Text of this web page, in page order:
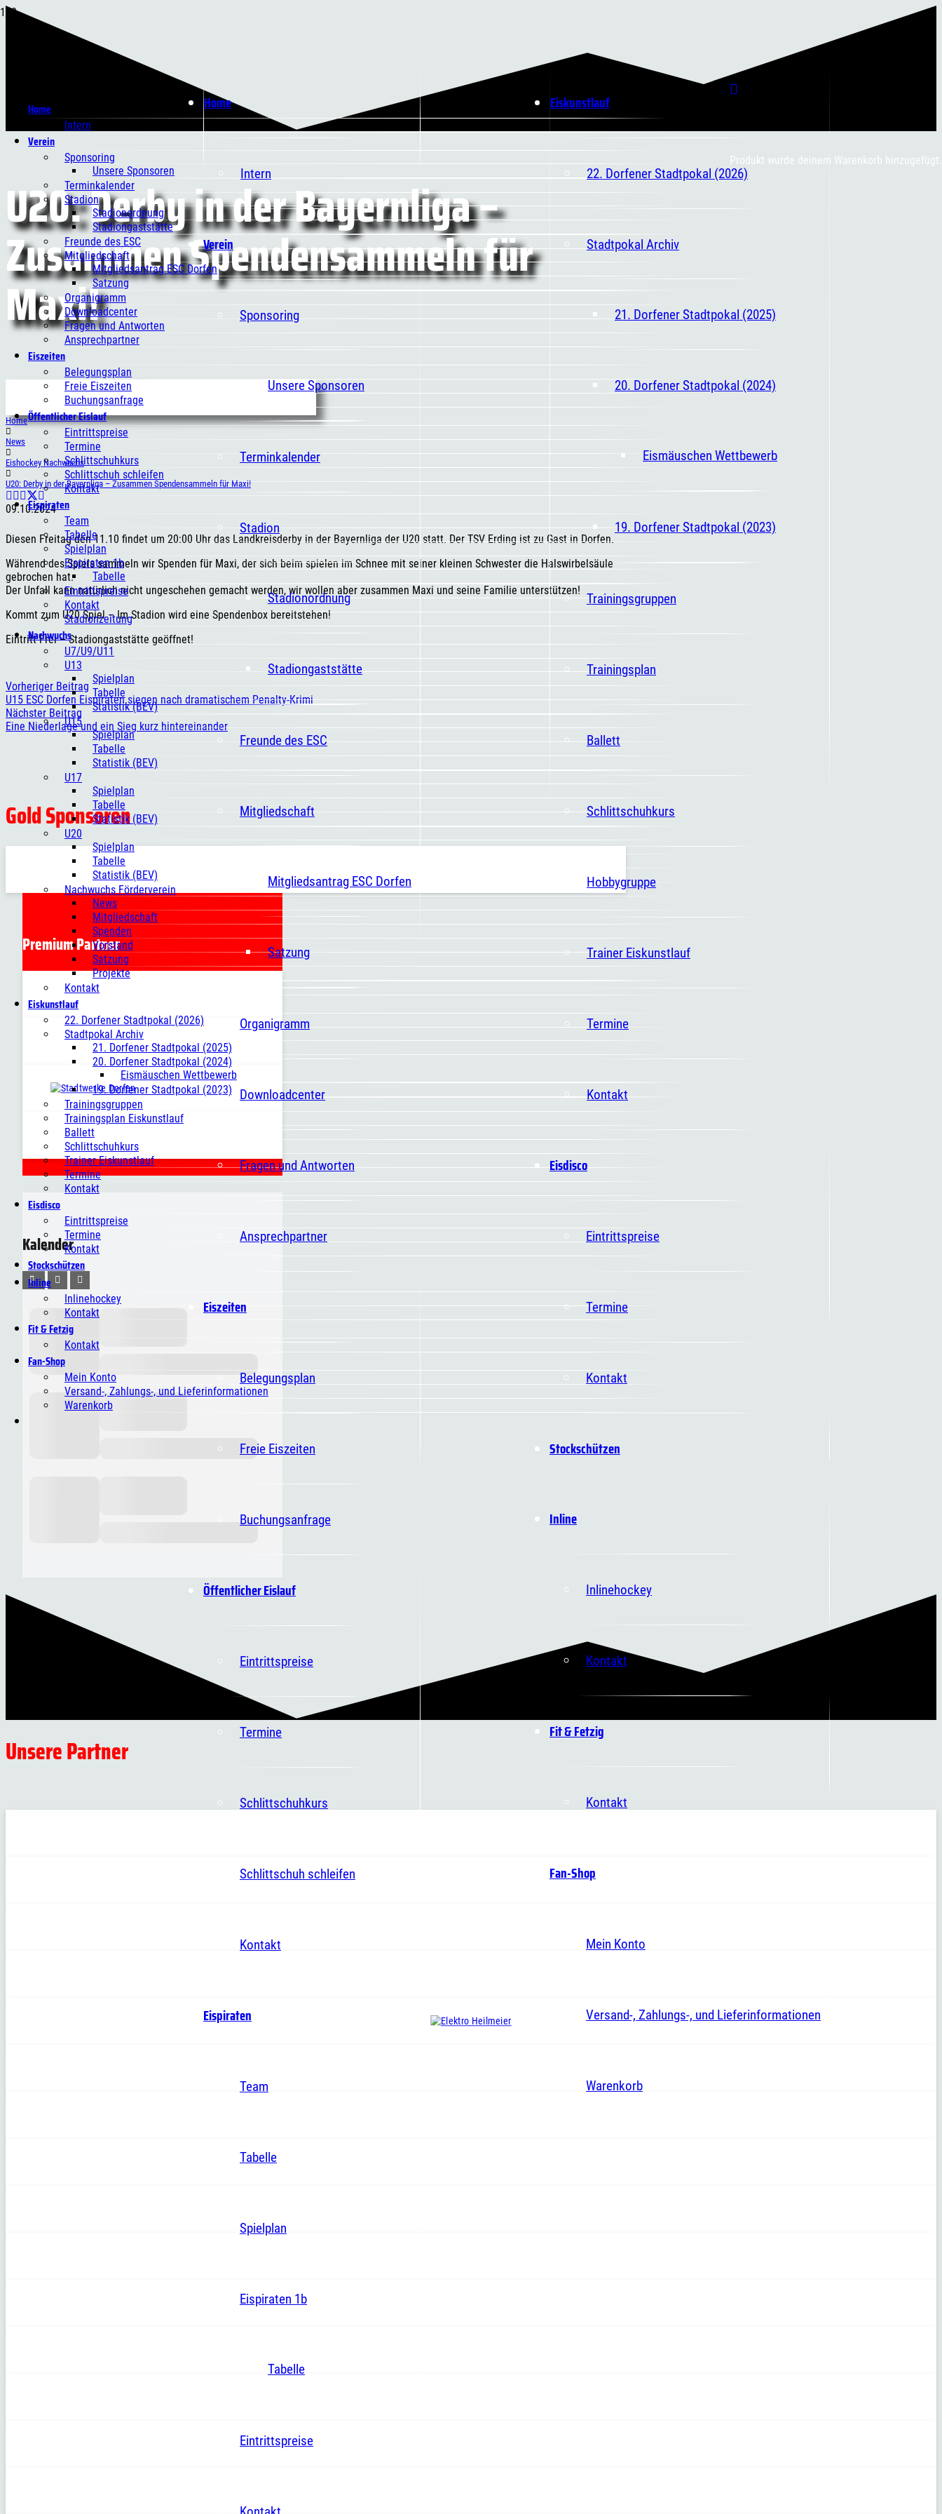
Eiskunstlauf
22. Dorfener Stadtpokal (2026)
Stadtpokal Archiv
21. Dorfener Stadtpokal (2025)
20. Dorfener Stadtpokal (2024)
Eismäuschen Wettbewerb
19. Dorfener Stadtpokal (2023)
Trainingsgruppen
Trainingsplan
Ballett
Schlittschuhkurs
Hobbygruppe
Trainer Eiskunstlauf
Termine
Kontakt
Eisdisco
Eintrittspreise
Termine
Kontakt
Stockschützen
Inline
Inlinehockey
Kontakt
Fit & Fetzig
Kontakt
Fan-Shop
Mein Konto
Versand-, Zahlungs-, und Lieferinformationen
Warenkorb
Home
Intern
Verein
Sponsoring
Unsere Sponsoren
Terminkalender
Stadion
Stadionordnung
Stadiongaststätte
Freunde des ESC
Mitgliedschaft
Mitgliedsantrag ESC Dorfen
Satzung
Organigramm
Downloadcenter
Fragen und Antworten
Ansprechpartner
Eiszeiten
Belegungsplan
Freie Eiszeiten
Buchungsanfrage
Öffentlicher Eislauf
Eintrittspreise
Termine
Schlittschuhkurs
Schlittschuh schleifen
Kontakt
Eispiraten
Team
Tabelle
Spielplan
Eispiraten 1b
Tabelle
Eintrittspreise
Produkt wurde deinem Warenkorb hinzugefügt.
Home
Intern
Verein
Sponsoring
Unsere Sponsoren
Terminkalender
Stadion
Stadionordnung
Stadiongaststätte
Freunde des ESC
Mitgliedschaft
Mitgliedsantrag ESC Dorfen
Satzung
Organigramm
Downloadcenter
Fragen und Antworten
Ansprechpartner
Eiszeiten
Belegungsplan
Freie Eiszeiten
Buchungsanfrage
Öffentlicher Eislauf
Eintrittspreise
Termine
Schlittschuhkurs
Schlittschuh schleifen
Kontakt
Eispiraten
Team
Tabelle
Spielplan
Eispiraten 1b
Tabelle
Eintrittspreise
Kontakt
Stadionzeitung
Nachwuchs
U7/U9/U11
U13
Spielplan
Tabelle
Statistik (BEV)
U15
Spielplan
Tabelle
Statistik (BEV)
U17
Spielplan
Tabelle
Statistik (BEV)
U20
Spielplan
Tabelle
Statistik (BEV)
Nachwuchs Förderverein
News
Mitgliedschaft
Spenden
Vorstand
Satzung
Projekte
Kontakt
Eiskunstlauf
22. Dorfener Stadtpokal (2026)
Stadtpokal Archiv
21. Dorfener Stadtpokal (2025)
20. Dorfener Stadtpokal (2024)
Eismäuschen Wettbewerb
19. Dorfener Stadtpokal (2023)
Trainingsgruppen
Trainingsplan Eiskunstlauf
Ballett
Schlittschuhkurs
Trainer Eiskunstlauf
Termine
Kontakt
Eisdisco
Eintrittspreise
Termine
Kontakt
Stockschützen
Inline
Inlinehockey
Kontakt
Fit & Fetzig
Kontakt
Fan-Shop
Mein Konto
Versand-, Zahlungs-, und Lieferinformationen
Warenkorb
U20: Derby in der Bayernliga –
Zusammen Spendensammeln für
Maxi!
Home
News
Eishockey Nachwuchs
U20: Derby in der Bayernliga – Zusammen Spendensammeln für Maxi!
09.10.2024
Diesen Freitag den 11.10 findet um 20:00 Uhr das Landkreisderby in der Bayernliga der U20 statt. Der TSV Erding ist zu Gast in Dorfen.
Während des Spiels sammeln wir Spenden für Maxi, der sich beim spielen im Schnee mit seiner kleinen Schwester die Halswirbelsäule
gebrochen hat.
Der Unfall kann natürlich nicht ungeschehen gemacht werden, wir wollen aber zusammen Maxi und seine Familie unterstützen!
Kommt zum U20 Spiel – Im Stadion wird eine Spendenbox bereitstehen!
Eintritt Frei – Stadiongaststätte geöffnet!
Vorheriger Beitrag
U15 ESC Dorfen Eispiraten siegen nach dramatischem Penalty-Krimi
Nächster Beitrag
Eine Niederlage und ein Sieg kurz hintereinander
Gold Sponsoren
Premium Partner
Kalender
Unsere Partner